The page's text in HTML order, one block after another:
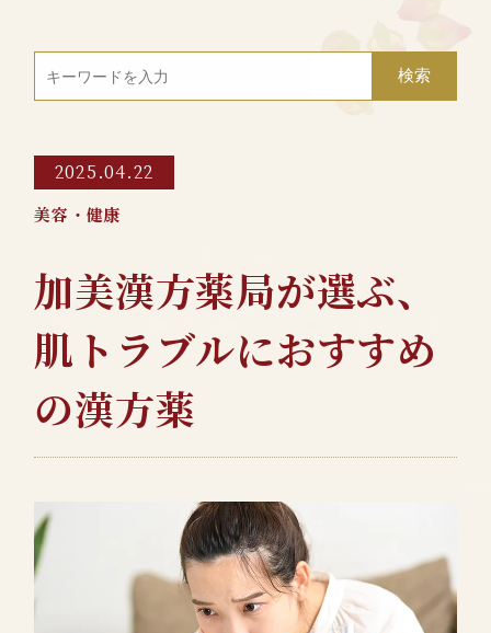
2025.04.22
美容・健康
加美漢方薬局が選ぶ、
肌トラブルにおすすめ
の漢方薬